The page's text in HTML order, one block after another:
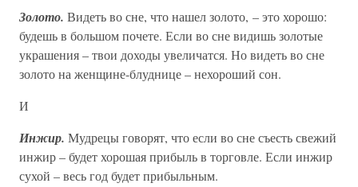
Золото. Видеть во сне, что нашел золото, – это хорошо:
будешь в большом почете. Если во сне видишь золотые
украшения – твои доходы увеличатся. Но видеть во сне
золото на женщине-блуднице – нехороший сон.
И
Инжир. Мудрецы говорят, что если во сне съесть свежий
инжир – будет хорошая прибыль в торговле. Если инжир
сухой – весь год будет прибыльным.